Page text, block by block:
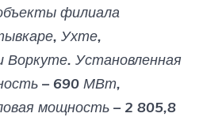
филиала
Ухте,
Воркуте. Установленная
– 690 МВт,
мощность – 2 805,8